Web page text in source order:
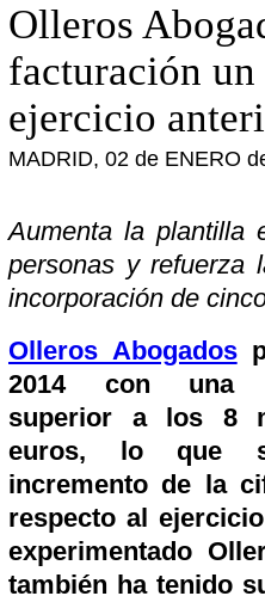
Olleros
facturación un
ejercicio
MADRID, 02 de ENERO
Aumenta la plantilla
personas y refuerza
incorporación de
Olleros Abogados
2014 con una
superior a los 8
euros, lo que
incremento de la
respecto al
experimentado
también ha tenido